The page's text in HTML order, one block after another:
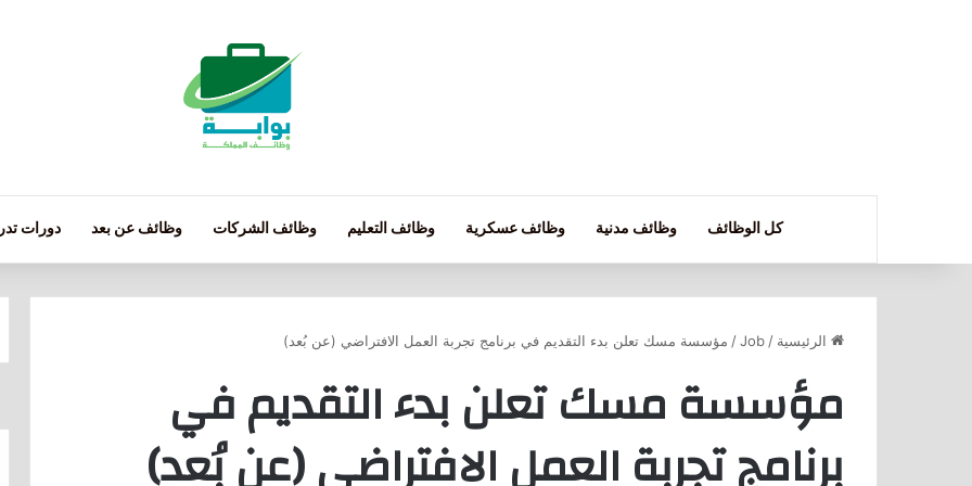
كل الوظائف وظائف مدنية وظائف عسكرية وظائف التعليم وظائف الشركات وظائف عن بعد دورات
الرئيسية /
Job
/ مؤسسة مسك تعلن بدء التقديم في برنامج تجربة العمل الافتراضي (عن بُعد)
مؤسسة مسك تعلن بدء التقديم في
برنامج تجربة العمل الافتراضي (عن بُعد)